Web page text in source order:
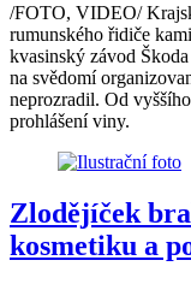
/FOTO, VIDEO/
rumunského řidiče
kvasinský závod
na svědomí
neprozradil. Od
prohlášení viny.
Zlodějíček
kosmetiku a